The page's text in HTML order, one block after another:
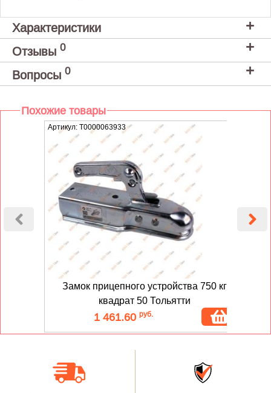
Характеристики
Отзывы 0
Вопросы 0
Похожие товары
Артикул: T0000063933
Замок прицепного устройства 750 кг
квадрат 50 Тольятти
1 461.60 руб.